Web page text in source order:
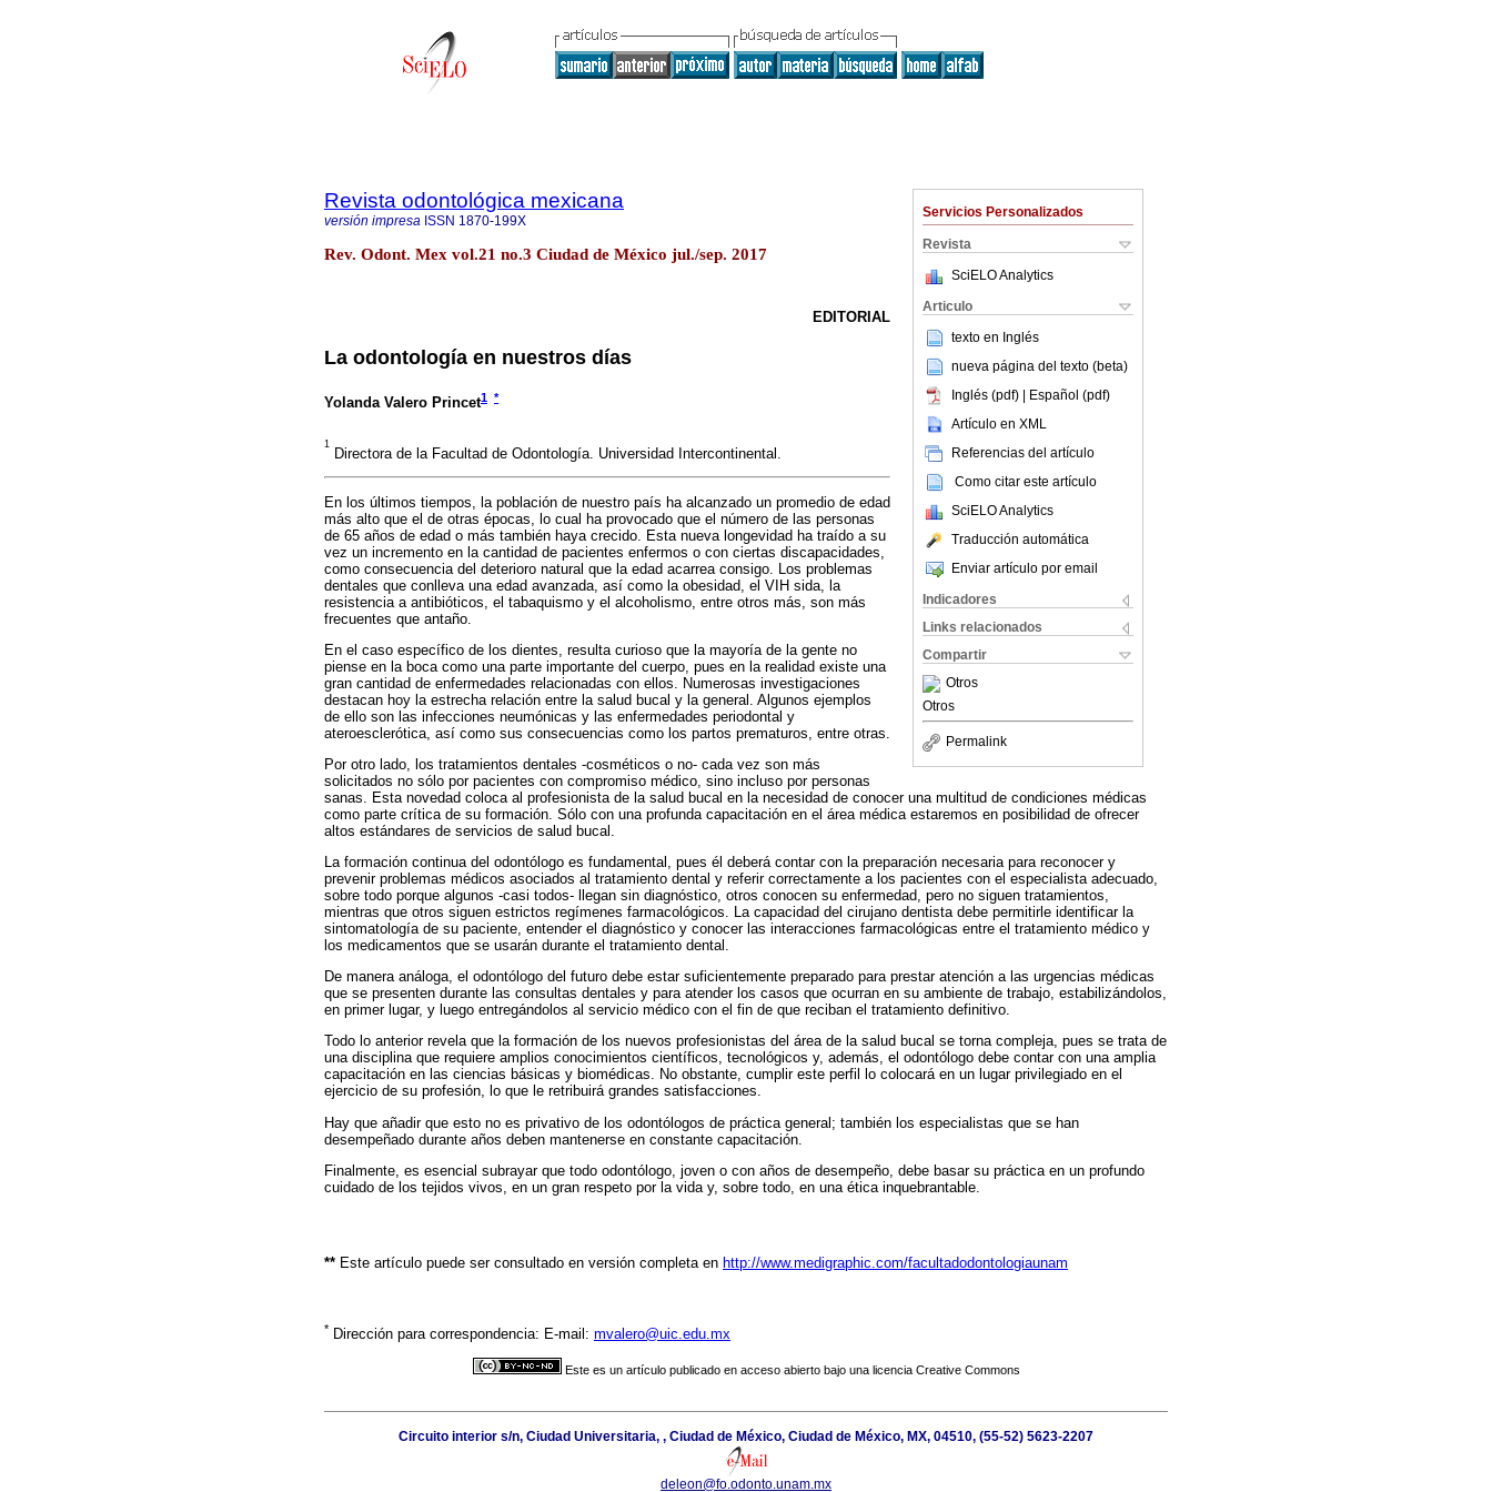
Servicios Personalizados
Revista
SciELO Analytics
Articulo
texto en Inglés
nueva página del texto (beta)
Inglés (pdf) | Español (pdf)
Artículo en XML
Referencias del artículo
Como citar este artículo
SciELO Analytics
Traducción automática
Enviar artículo por email
Indicadores
Links relacionados
Compartir
Otros
Otros
Permalink
Revista odontológica mexicana
versión impresa ISSN 1870-199X
Rev. Odont. Mex vol.21 no.3 Ciudad de México jul./sep. 2017
EDITORIAL
La odontología en nuestros días
Yolanda Valero Princet1 *
1
Directora de la Facultad de Odontología. Universidad Intercontinental.
En los últimos tiempos, la población de nuestro país ha alcanzado un promedio de edad
más alto que el de otras épocas, lo cual ha provocado que el número de las personas
de 65 años de edad o más también haya crecido. Esta nueva longevidad ha traído a su
vez un incremento en la cantidad de pacientes enfermos o con ciertas discapacidades,
como consecuencia del deterioro natural que la edad acarrea consigo. Los problemas
dentales que conlleva una edad avanzada, así como la obesidad, el VIH sida, la
resistencia a antibióticos, el tabaquismo y el alcoholismo, entre otros más, son más
frecuentes que antaño.
En el caso específico de los dientes, resulta curioso que la mayoría de la gente no
piense en la boca como una parte importante del cuerpo, pues en la realidad existe una
gran cantidad de enfermedades relacionadas con ellos. Numerosas investigaciones
destacan hoy la estrecha relación entre la salud bucal y la general. Algunos ejemplos
de ello son las infecciones neumónicas y las enfermedades periodontal y
ateroesclerótica, así como sus consecuencias como los partos prematuros, entre otras.
Por otro lado, los tratamientos dentales -cosméticos o no- cada vez son más
solicitados no sólo por pacientes con compromiso médico, sino incluso por personas
sanas. Esta novedad coloca al profesionista de la salud bucal en la necesidad de conocer una multitud de condiciones médicas
como parte crítica de su formación. Sólo con una profunda capacitación en el área médica estaremos en posibilidad de ofrecer
altos estándares de servicios de salud bucal.
La formación continua del odontólogo es fundamental, pues él deberá contar con la preparación necesaria para reconocer y
prevenir problemas médicos asociados al tratamiento dental y referir correctamente a los pacientes con el especialista adecuado,
sobre todo porque algunos -casi todos- llegan sin diagnóstico, otros conocen su enfermedad, pero no siguen tratamientos,
mientras que otros siguen estrictos regímenes farmacológicos. La capacidad del cirujano dentista debe permitirle identificar la
sintomatología de su paciente, entender el diagnóstico y conocer las interacciones farmacológicas entre el tratamiento médico y
los medicamentos que se usarán durante el tratamiento dental.
De manera análoga, el odontólogo del futuro debe estar suficientemente preparado para prestar atención a las urgencias médicas
que se presenten durante las consultas dentales y para atender los casos que ocurran en su ambiente de trabajo, estabilizándolos,
en primer lugar, y luego entregándolos al servicio médico con el fin de que reciban el tratamiento definitivo.
Todo lo anterior revela que la formación de los nuevos profesionistas del área de la salud bucal se torna compleja, pues se trata de
una disciplina que requiere amplios conocimientos científicos, tecnológicos y, además, el odontólogo debe contar con una amplia
capacitación en las ciencias básicas y biomédicas. No obstante, cumplir este perfil lo colocará en un lugar privilegiado en el
ejercicio de su profesión, lo que le retribuirá grandes satisfacciones.
Hay que añadir que esto no es privativo de los odontólogos de práctica general; también los especialistas que se han
desempeñado durante años deben mantenerse en constante capacitación.
Finalmente, es esencial subrayar que todo odontólogo, joven o con años de desempeño, debe basar su práctica en un profundo
cuidado de los tejidos vivos, en un gran respeto por la vida y, sobre todo, en una ética inquebrantable.
** Este artículo puede ser consultado en versión completa en http://www.medigraphic.com/facultadodontologiaunam
* Dirección para correspondencia: E-mail: mvalero@uic.edu.mx
Este es un artículo publicado en acceso abierto bajo una licencia Creative Commons
Circuito interior s/n, Ciudad Universitaria, , Ciudad de México, Ciudad de México, MX, 04510, (55-52) 5623-2207
deleon@fo.odonto.unam.mx